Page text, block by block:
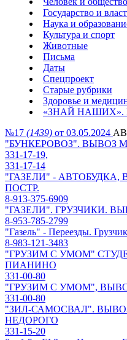
Государство и
Наука и
Культура и спорт
Животные
Письма
Даты
Спецпроект
Старые рубрики
Здоровье и
«ЗНАЙ
№17 (1439) от 03.05.2024
"БУНКЕРОВОЗ". ВЫВОЗ
331-17-19,
331-17-14
"ГАЗЕЛИ" -
ПОСТР.
8-913-375-6909
"ГАЗЕЛИ". ГРУЗЧИКИ.
8-953-785-2799
"Газель" - Переезды.
8-983-121-3483
"ГРУЗИМ С УМОМ"
ПИАНИНО
331-00-80
"ГРУЗИМ С УМОМ",
331-00-80
"ЗИЛ-САМОСВАЛ".
НЕДОРОГО
331-15-20